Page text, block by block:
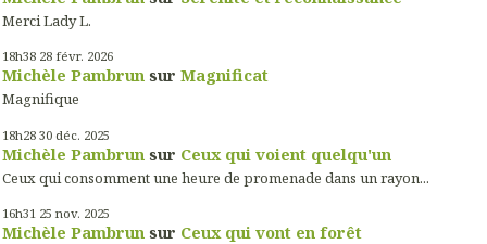
Merci Lady L.
18h38 28 févr. 2026
Michèle Pambrun sur Magnificat
Magnifique
18h28 30 déc. 2025
Michèle Pambrun sur Ceux qui voient quelqu'un
Ceux qui consomment une heure de promenade dans un rayon...
16h31 25 nov. 2025
Michèle Pambrun sur Ceux qui vont en forêt